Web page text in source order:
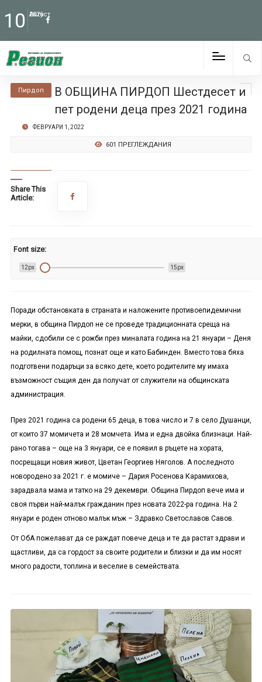
10 Август
2026
Пирдоп
В ОБЩИНА ПИРДОП Шестдесет и
пет родени деца през 2021 година
ФЕВРУАРИ 1, 2022
601 ПРЕГЛЕЖДАНИЯ
Share This
Article:
Font size:
12px 15px
Поради обстановката в страната и наложените противоепидемични
мерки, в община Пирдоп не се проведе традиционната среща на
майки, сдобили се с рожби през миналата година на 21 януари – Деня
на родилната помощ, познат още и като Бабинден. Вместо това бяха
подготвени подаръци за всяко дете, което родителите му имаха
възможност същия ден да получат от служители на общинската
администрация.
През 2021 година са родени 65 деца, в това число и 7 в село Душанци,
от които 37 момичета и 28 момчета. Има и една двойка близнаци. Най-
рано тогава – още на 3 януари, се е появил в ръцете на хората,
посрещащи новия живот, Цветан Георгиев Няголов. А последното
новородено за 2021 г. е момиче – Дария Росенова Карамихова,
зарадвала мама и татко на 29 декември. Община Пирдоп вече има и
своя първи най-малък гражданин през новата 2022-ра година. На 2
януари е роден отново малък мъж – Здравко Светославов Савов.
От ОбА пожелават да се раждат повече деца и те да растат здрави и
щастливи, да са гордост за своите родители и близки и да им носят
много радости, топлина и веселие в семействата.